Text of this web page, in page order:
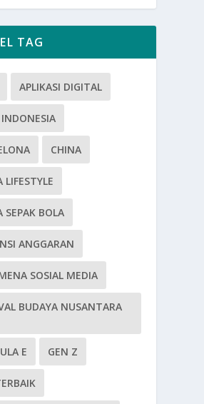
TAG
APLIKASI DIGITAL
CHINA
LIFESTYLE
SEPAK BOLA
ANGGARAN
SOSIAL MEDIA
BUDAYA NUSANTARA
E GEN Z